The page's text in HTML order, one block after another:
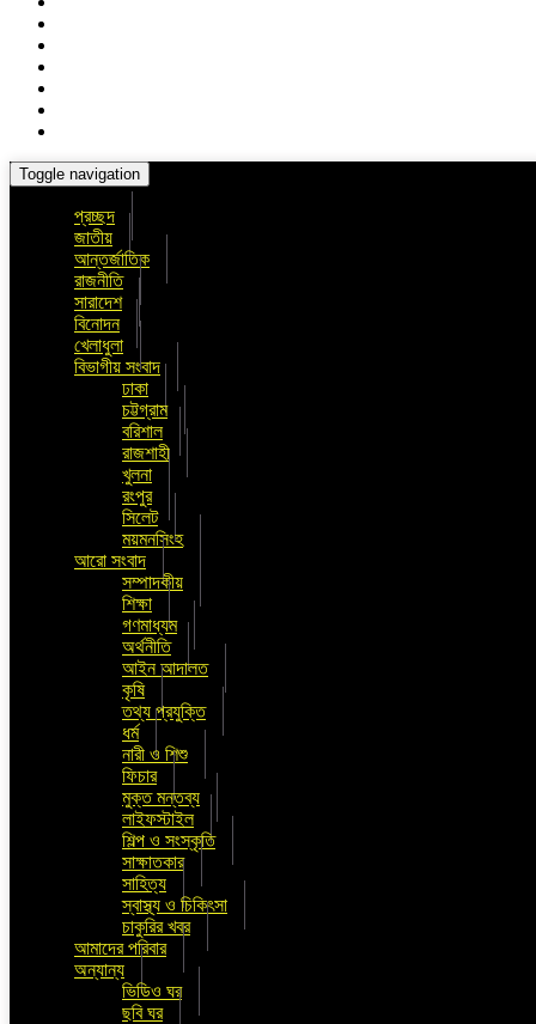
Toggle navigation
প্রচ্ছদ
জাতীয়
আন্তর্জাতিক
রাজনীতি
সারাদেশ
বিনোদন
খেলাধুলা
বিভাগীয় সংবাদ
ঢাকা
চট্টগ্রাম
বরিশাল
রাজশাহী
খুলনা
রংপুর
সিলেট
ময়মনসিংহ
আরো সংবাদ
সম্পাদকীয়
শিক্ষা
গণমাধ্যম
অর্থনীতি
আইন আদালত
কৃষি
তথ্য প্রযুক্তি
ধর্ম
নারী ও শিশু
ফিচার
মুক্ত মন্তব্য
লাইফস্টাইল
শিল্প ও সংস্কৃতি
সাক্ষাতকার
সাহিত্য
স্বাস্থ্য ও চিকিৎসা
চাকুরির খবর
আমাদের পরিবার
অন্যান্য
ভিডিও ঘর
ছবি ঘর